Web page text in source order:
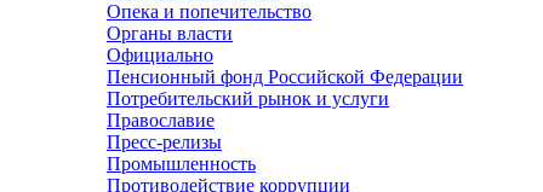
Опека и попечительство
Органы власти
Официально
Пенсионный фонд Российской Федерации
Потребительский рынок и услуги
Православие
Пресс-релизы
Промышленность
Противодействие коррупции